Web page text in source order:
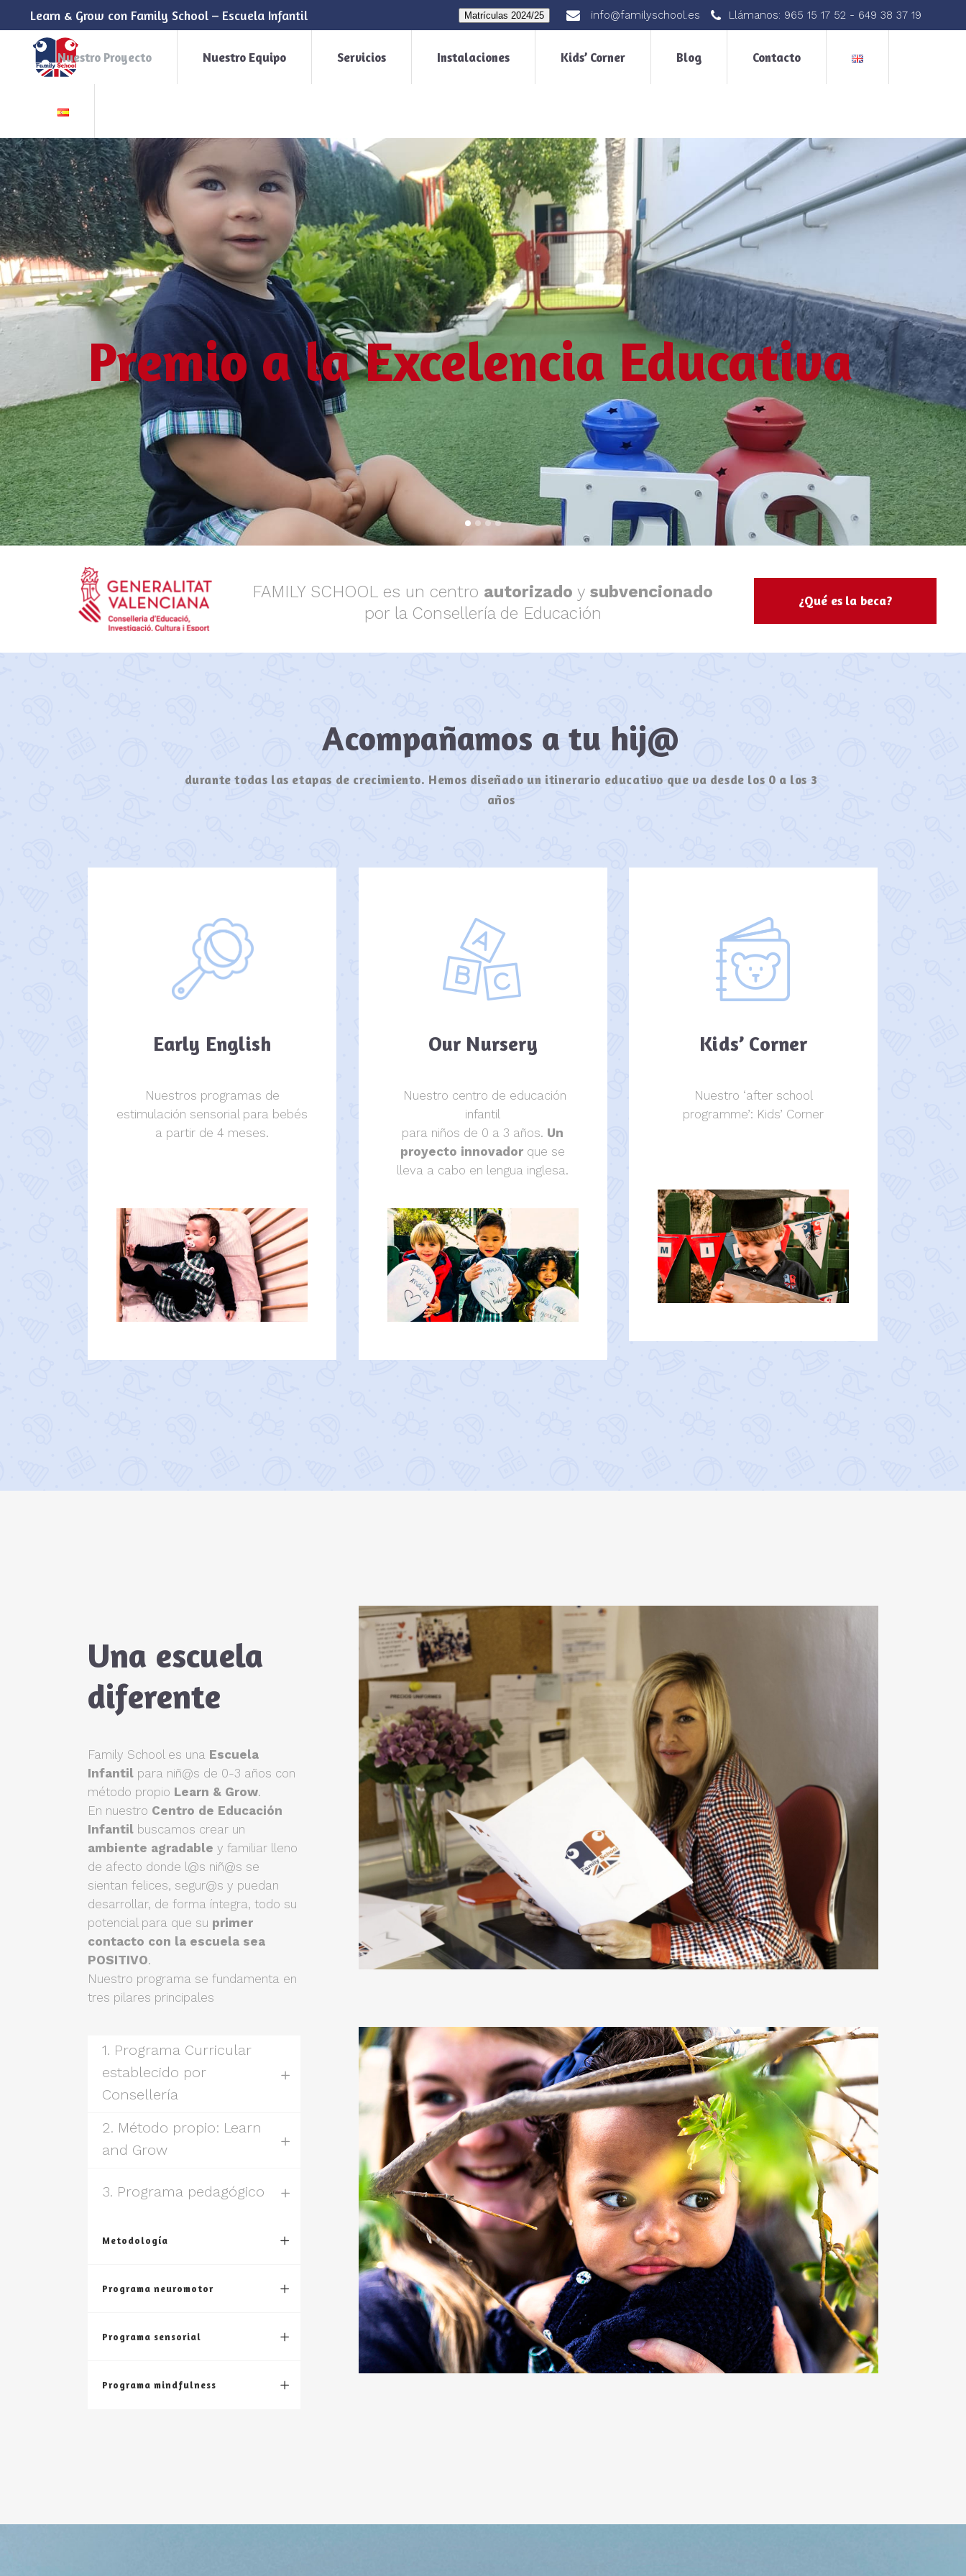
Learn & Grow con Family School – Escuela Infantil Matrículas 2024/25 info@familyschool.es Llámanos: 965 15 17 52 - 649 38 37 19
Nuestro Proyecto Nuestro Equipo Servicios Instalaciones Kids’ Corner Blog Contacto
Premio a la Excelencia Educativa
FAMILY SCHOOL es un centro autorizado ysubvencionado
por la Consellería de Educación
¿Qué es la beca?
Acompañamos a tu hij@
durante todas las etapas de crecimiento. Hemos diseñado un itinerario educativo que va desde los 0 a los 3
años
Early English
Nuestros programas de
estimulación sensorial para bebés
a partir de 4 meses.
Our Nursery
Nuestro centro de educación
infantil
para niños de 0 a 3 años. Un
proyecto innovador que se
lleva a cabo en lengua inglesa.
Kids’ Corner
Nuestro ‘after school
programme’: Kids’ Corner
Una escuela
diferente
Family School es una Escuela
Infantil para niñ@s de 0-3 años con
método propio Learn & Grow.
En nuestro Centro de Educación
Infantil buscamos crear un
ambiente agradable y familiar lleno
de afecto donde l@s niñ@s se
sientan felices, segur@s y puedan
desarrollar, de forma íntegra, todo su
potencial para que su primer
contacto con la escuela sea
POSITIVO.
Nuestro programa se fundamenta en
tres pilares principales
1. Programa Curricular
establecido por
Consellería
2. Método propio: Learn
and Grow
3. Programa pedagógico
Metodología
Programa neuromotor
Programa sensorial
Programa mindfulness